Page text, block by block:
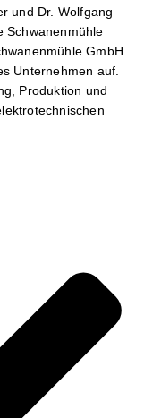
und Dr. Wolfgang
Schwanenmühle
GmbH
Unternehmen auf.
Produktion und